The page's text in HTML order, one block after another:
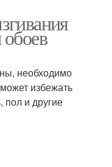
необходимо
избежать
пол и другие